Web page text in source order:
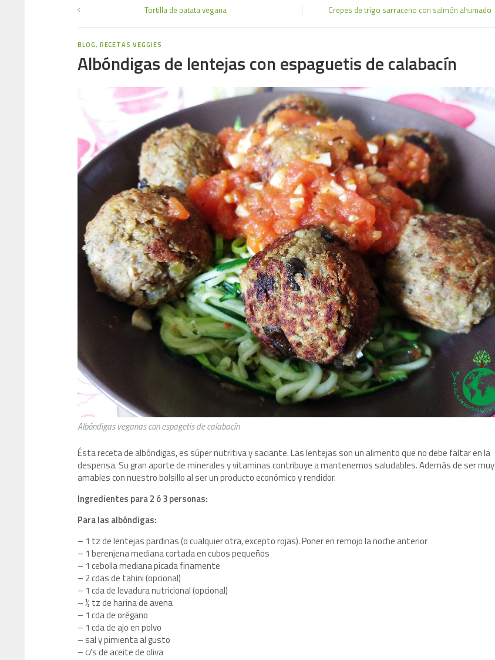
Tortilla de patata vegana Crepes de trigo sarraceno con salmón ahumado
BLOG, RECETAS VEGGIES
Albóndigas de lentejas con espaguetis de calabacín
Albóndigas veganas con espagetis de calabacín
Ésta receta de albóndigas, es súper nutritiva y saciante. Las lentejas son un alimento que no debe faltar en la
despensa. Su gran aporte de minerales y vitaminas contribuye a mantenernos saludables. Además de ser muy
amables con nuestro bolsillo al ser un producto económico y rendidor.
Ingredientes para 2 ó 3 personas:
Para las albóndigas:
– 1 tz de lentejas pardinas (o cualquier otra, excepto rojas). Poner en remojo la noche anterior
– 1 berenjena mediana cortada en cubos pequeños
– 1 cebolla mediana picada finamente
– 2 cdas de tahini (opcional)
– 1 cda de levadura nutricional (opcional)
– ½ tz de harina de avena
– 1 cda de orégano
– 1 cda de ajo en polvo
– sal y pimienta al gusto
– c/s de aceite de oliva